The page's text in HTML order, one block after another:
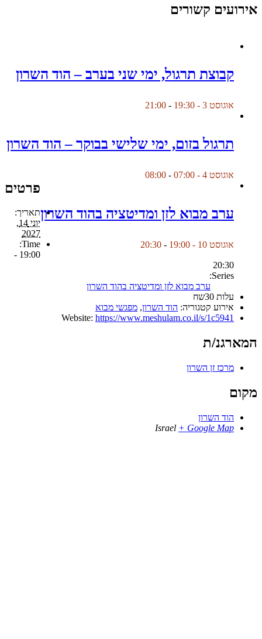
אירועים קשורים
קבוצת תרגול, ימי שני בערב – הוד השרון
אוגוסט 3 - 19:30 -
21:00
תרגול בזום, ימי שלישי בבוקר – הוד השרון
אוגוסט 4 - 07:00 -
08:00
ערב מבוא לזן ומדיטציה בהוד השרון
אוגוסט 10 - 19:00 -
20:30
פרטים
תאריך:
יוני 14,
2027
Time:
19:00 -
20:30
Series:
ערב מבוא לזן ומדיטציה בהוד השרון
עלות 30שח
אירוע קטגוריה: הוד השרון, מפגשי מבוא
Website: https://www.meshulam.co.il/s/1c5941
המארגנ/ת
מרכז זן השרון
מקום
הוד השרון
Israel + Google Map